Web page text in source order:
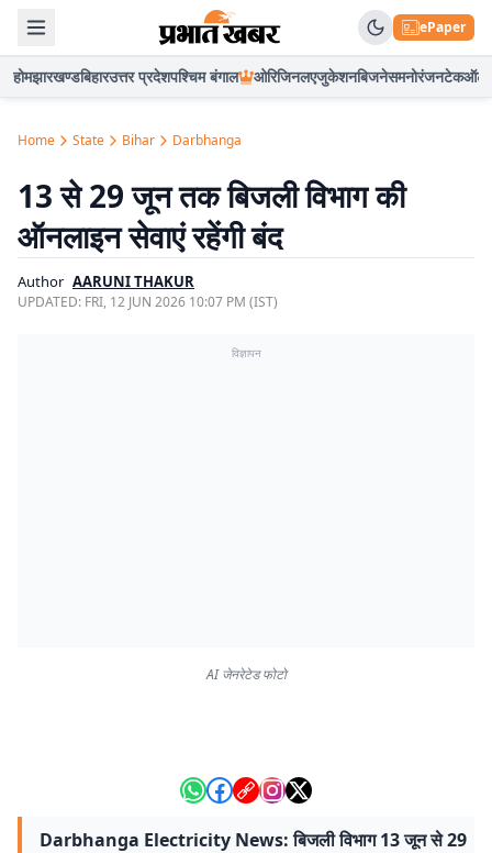
ePaper
होमझारखण्डबिहारउत्तर प्रदेशपश्चिम बंगाल ओरिजिनलएजुकेशनबिजनेसमनोरंजनटेकऑटो
Home State Bihar Darbhanga
13 से 29 जून तक बिजली विभाग की
ऑनलाइन सेवाएं रहेंगी बंद
Author AARUNI THAKUR
UPDATED: FRI, 12 JUN 2026 10:07 PM (IST)
विज्ञापन
AI जेनरेटेड फोटो
Darbhanga Electricity News: बिजली विभाग 13 जून से 29